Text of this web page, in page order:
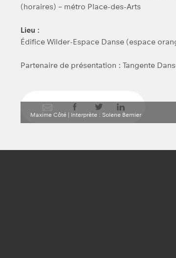
Maxime Côté | Interprète : Solene Bernier
(horaires) – métro Place-des-Arts
Lieu :
Édifice Wilder-Espace Danse (espace
Partenaire de présentation : Tangente